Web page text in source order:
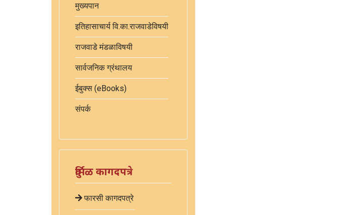
मुख्यपान
इतिहासाचार्य वि.का.राजवाडेविषयी
राजवाडे मंडळाविषयी
सार्वजनिक ग्रंथालय
ईबुक्स (eBooks)
संपर्क
दुर्मिळ कागदपत्रे
फारसी कागदपत्रे